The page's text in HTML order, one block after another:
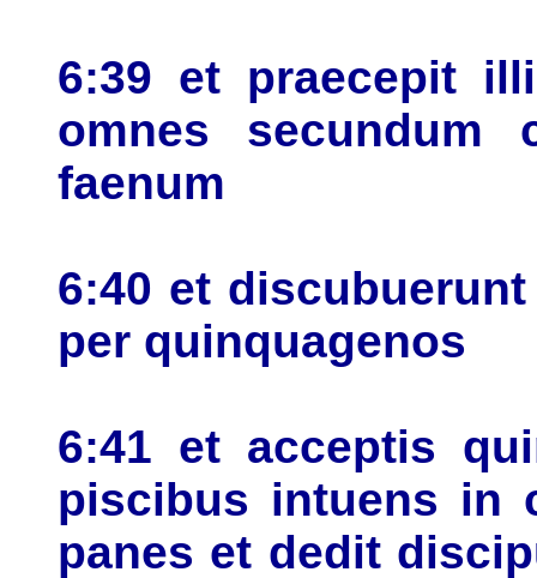
6:39 et praecepit
omnes secundum
faenum
6:40 et
per quinquagenos
6:41 et acceptis
piscibus intuens in
panes et dedit